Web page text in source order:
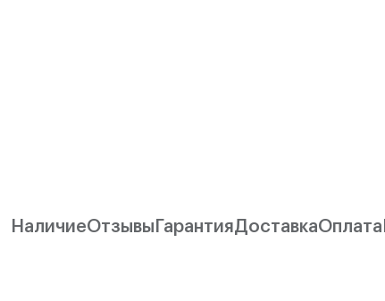
НаличиеОтзывы ГарантияДоставкаОплата